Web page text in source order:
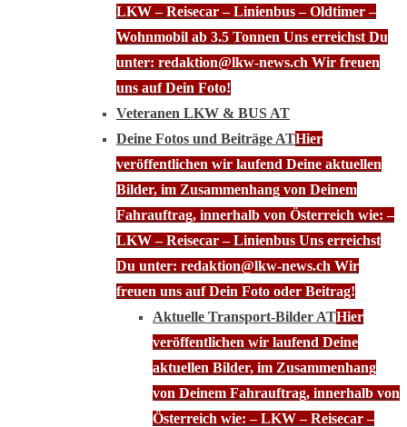
LKW – Reisecar – Linienbus – Oldtimer –
Wohnmobil ab 3.5 Tonnen Uns erreichst Du
unter: redaktion@lkw-news.ch Wir freuen
uns auf Dein Foto!
Veteranen LKW & BUS AT
Deine Fotos und Beiträge ATHier
veröffentlichen wir laufend Deine aktuellen
Bilder, im Zusammenhang von Deinem
Fahrauftrag, innerhalb von Österreich wie: –
LKW – Reisecar – Linienbus Uns erreichst
Du unter: redaktion@lkw-news.ch Wir
freuen uns auf Dein Foto oder Beitrag!
Aktuelle Transport-Bilder ATHier
veröffentlichen wir laufend Deine
aktuellen Bilder, im Zusammenhang
von Deinem Fahrauftrag, innerhalb von
Österreich wie: – LKW – Reisecar –